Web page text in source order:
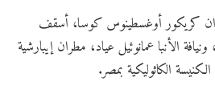
كريكور أوغسطينوس كوسا، أسقف
الأنبا عمانوئيل عياد، مطران إيبارشية
الكاثوليكية بمصر.